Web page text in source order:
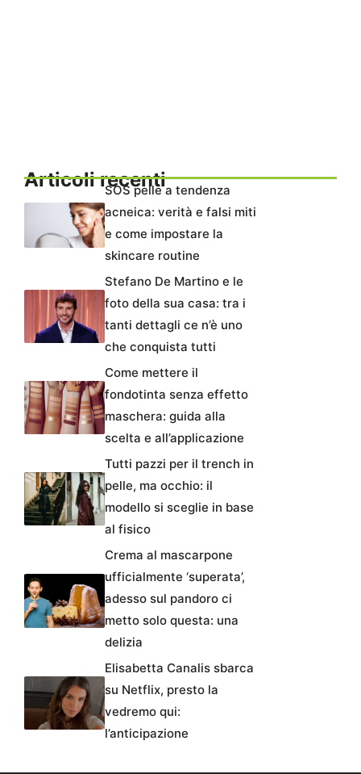
Articoli recentiSOS pelle a tendenza
acneica: verità e falsi miti
e come impostare la
skincare routine
Stefano De Martino e le
foto della sua casa: tra i
tanti dettagli ce n’è uno
che conquista tutti
Come mettere il
fondotinta senza effetto
maschera: guida alla
scelta e all’applicazione
Tutti pazzi per il trench in
pelle, ma occhio: il
modello si sceglie in base
al fisico
Crema al mascarpone
ufficialmente ‘superata’,
adesso sul pandoro ci
metto solo questa: una
delizia
Elisabetta Canalis sbarca
su Netflix, presto la
vedremo qui:
l’anticipazione